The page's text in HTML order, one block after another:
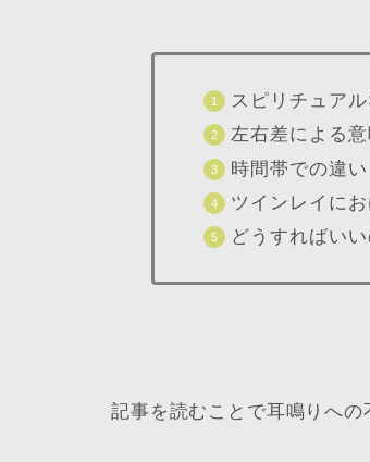
スピリチュア
左右差による意
時間帯での違い
ツインレイに
どうすればい
記事を読むことで耳鳴りへの